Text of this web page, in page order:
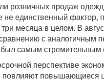
розничных продаж
не единственный фактор,
три месяца в целом. В
с аналогичным
был самым стремительным
перспективе
повлияют повышающиеся